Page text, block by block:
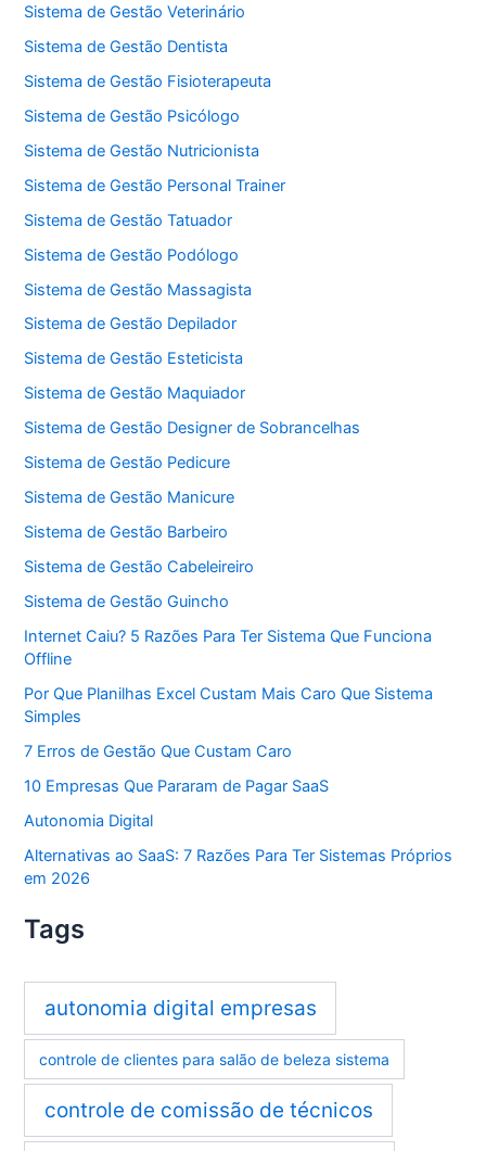
Sistema de Gestão Veterinário
Sistema de Gestão Dentista
Sistema de Gestão Fisioterapeuta
Sistema de Gestão Psicólogo
Sistema de Gestão Nutricionista
Sistema de Gestão Personal Trainer
Sistema de Gestão Tatuador
Sistema de Gestão Podólogo
Sistema de Gestão Massagista
Sistema de Gestão Depilador
Sistema de Gestão Esteticista
Sistema de Gestão Maquiador
Sistema de Gestão Designer de Sobrancelhas
Sistema de Gestão Pedicure
Sistema de Gestão Manicure
Sistema de Gestão Barbeiro
Sistema de Gestão Cabeleireiro
Sistema de Gestão Guincho
Internet Caiu? 5 Razões Para Ter Sistema Que Funciona
Offline
Por Que Planilhas Excel Custam Mais Caro Que Sistema
Simples
7 Erros de Gestão Que Custam Caro
10 Empresas Que Pararam de Pagar SaaS
Autonomia Digital
Alternativas ao SaaS: 7 Razões Para Ter Sistemas Próprios
em 2026
Tags
autonomia digital empresas
controle de clientes para salão de beleza sistema
controle de comissão de técnicos